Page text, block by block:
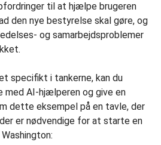
til at hjælpe brugeren
den nye bestyrelse skal gøre, og
og samarbejdsproblemer
specifikt i tankerne, kan du
med AI-hjælperen og give en
dette eksempel på en tavle, der
er nødvendige for at starte en